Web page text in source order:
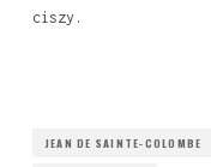
ciszy.
JEAN DE SAINTE-COLOMBE